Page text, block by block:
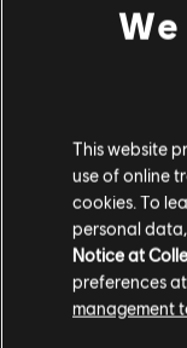
พิเศษ Grace
แม้เธอจะมีสถานะ
เฉพาะกิจความมั่น
ร่วมก็เพราะเธอแ
มองข้ามไม่ได้ หนึ่
เป็นอัจฉริยะด้านเ
ระหว่างการสัมภ
ถึงในรายงานและ
This website
use of online
cookies. To
personal
Notice at
preferences
management